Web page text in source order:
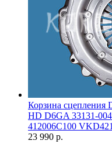
Корзина сцепления
HD D6GA 33131-
412006C100
23 990 р.